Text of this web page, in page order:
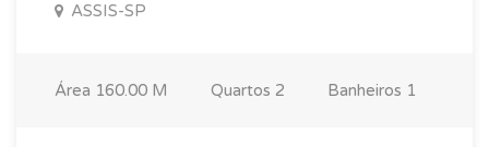
ASSIS-SP
Área 160.00 M Quartos 2 Banheiros 1